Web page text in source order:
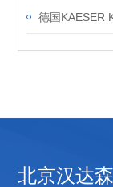
北京汉达